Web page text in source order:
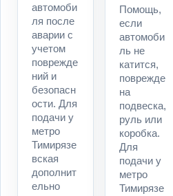
автомоби
ля после
аварии с
учетом
поврежде
ний и
безопасн
ости. Для
подачи у
метро
Тимирязе
вская
дополнит
ельно
Помощь,
если
автомоби
ль не
катится,
поврежде
на
подвеска,
руль или
коробка.
Для
подачи у
метро
Тимирязе